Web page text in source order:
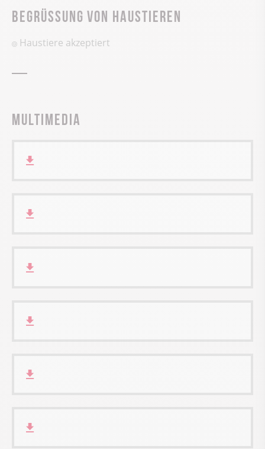
Begrüssung von Haustieren
Haustiere akzeptiert
Multimedia